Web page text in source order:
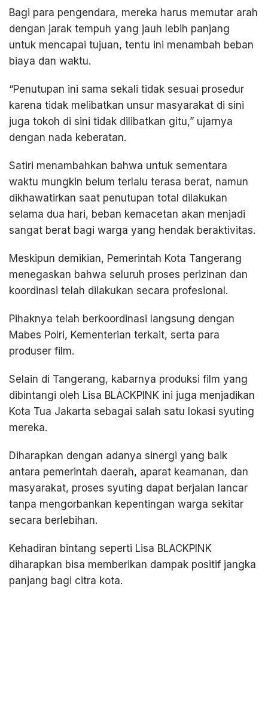
Bagi para pengendara, mereka harus memutar arah
dengan jarak tempuh yang jauh lebih panjang
untuk mencapai tujuan, tentu ini menambah beban
biaya dan waktu.
“Penutupan ini sama sekali tidak sesuai prosedur
karena tidak melibatkan unsur masyarakat di sini
juga tokoh di sini tidak dilibatkan gitu,” ujarnya
dengan nada keberatan.
Satiri menambahkan bahwa untuk sementara
waktu mungkin belum terlalu terasa berat, namun
dikhawatirkan saat penutupan total dilakukan
selama dua hari, beban kemacetan akan menjadi
sangat berat bagi warga yang hendak beraktivitas.
Meskipun demikian, Pemerintah Kota Tangerang
menegaskan bahwa seluruh proses perizinan dan
koordinasi telah dilakukan secara profesional.
Pihaknya telah berkoordinasi langsung dengan
Mabes Polri, Kementerian terkait, serta para
produser film.
Selain di Tangerang, kabarnya produksi film yang
dibintangi oleh Lisa BLACKPINK ini juga menjadikan
Kota Tua Jakarta sebagai salah satu lokasi syuting
mereka.
Diharapkan dengan adanya sinergi yang baik
antara pemerintah daerah, aparat keamanan, dan
masyarakat, proses syuting dapat berjalan lancar
tanpa mengorbankan kepentingan warga sekitar
secara berlebihan.
Kehadiran bintang seperti Lisa BLACKPINK
diharapkan bisa memberikan dampak positif jangka
panjang bagi citra kota.